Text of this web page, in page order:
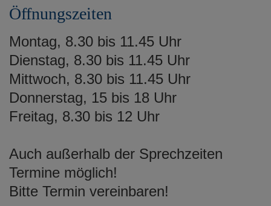
Öffnungszeiten
Montag, 8.30 bis 11.45 Uhr
Dienstag, 8.30 bis 11.45 Uhr
Mittwoch, 8.30 bis 11.45 Uhr
Donnerstag, 15 bis 18 Uhr
Freitag, 8.30 bis 12 Uhr
Auch außerhalb der Sprechzeiten
Termine möglich!
Bitte Termin vereinbaren!